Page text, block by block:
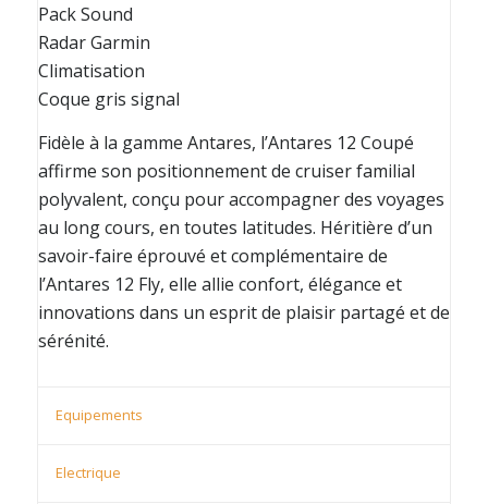
Pack Sound
Radar Garmin
Climatisation
Coque gris signal
Fidèle à la gamme Antares, l’Antares 12 Coupé
affirme son positionnement de cruiser familial
polyvalent, conçu pour accompagner des voyages
au long cours, en toutes latitudes. Héritière d’un
savoir-faire éprouvé et complémentaire de
l’Antares 12 Fly, elle allie confort, élégance et
innovations dans un esprit de plaisir partagé et de
sérénité.
Equipements
Electrique